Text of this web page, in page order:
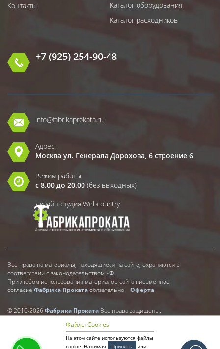
Контакты
Каталог оборудования
Каталог расходников
+7 (925) 254-90-48
info@fabrikaprokata.ru
Адрес:
Москва ул. Генерала Дорохова, 6 строение 6
Режим работы:
с 8.00 до 20.00 (без выходных)
Дизайн студия Webcountry
Все права на материалы, находящиеся на сайте, охраняются в
соответствии с законодательством РФ.
При любом использовании материалов сайта письменное
согласие Фабрика Прокатаобязательно! Оферта
© 2010-2026Фабрика Проката Все права защищены.
Файлы Cookies
На этом сайте используются файлы
cookie. Нажимая
Принять или